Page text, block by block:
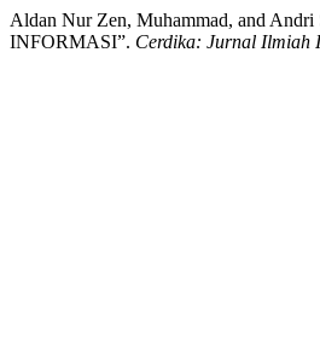
Aldan Nur Zen, Muhammad, and
INFORMASI”. Cerdika: Jurnal Ilmiah